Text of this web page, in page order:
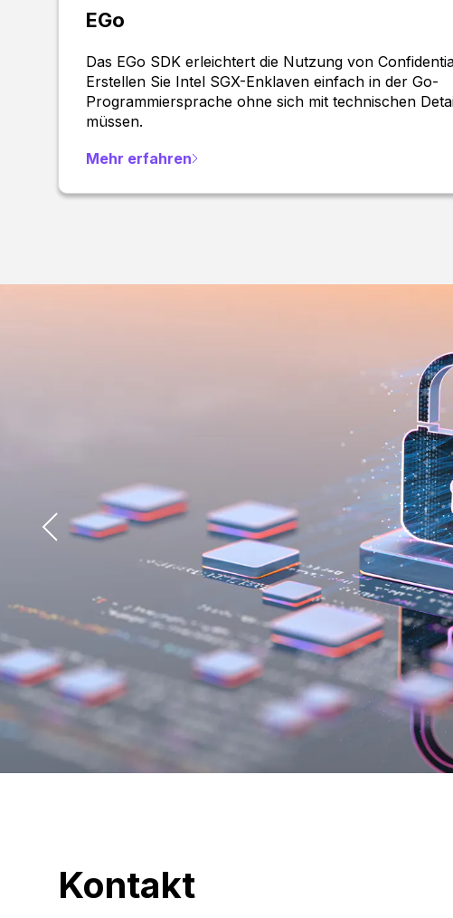
EGo
Das EGo SDK erleichtert die Nutzung von
Erstellen Sie Intel SGX-Enklaven einfach in der Go-
Programmiersprache ohne sich mit technischen
müssen.
Mehr erfahren
Kontakt